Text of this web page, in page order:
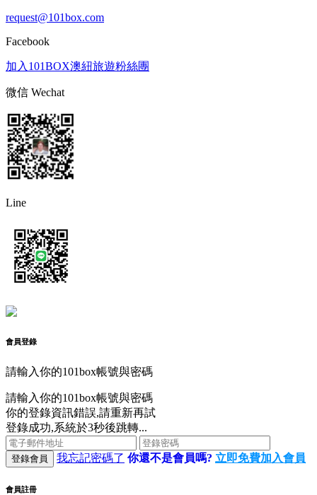
request@101box.com
Facebook
加入101BOX澳紐旅遊粉絲團
微信 Wechat
Line
會員登錄
請輸入你的101box帳號與密碼
請輸入你的101box帳號與密碼
你的登錄資訊錯誤,請重新再試
登錄成功,系統於3秒後跳轉...
登錄會員 我忘記密碼了 你還不是會員嗎? 立即免費加入會員
會員註冊